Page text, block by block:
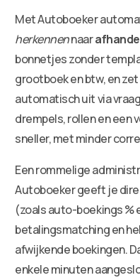
Met Autoboeker
herkennennaar
bonnetjes zonder
grootboek en btw, en
automatisch uit via
drempels, rollen en een
sneller, met minder
Een rommelige
Autoboeker geeft je
(zoals auto-boekings %
betalingsmatching en
afwijkende boekingen.
enkele minuten